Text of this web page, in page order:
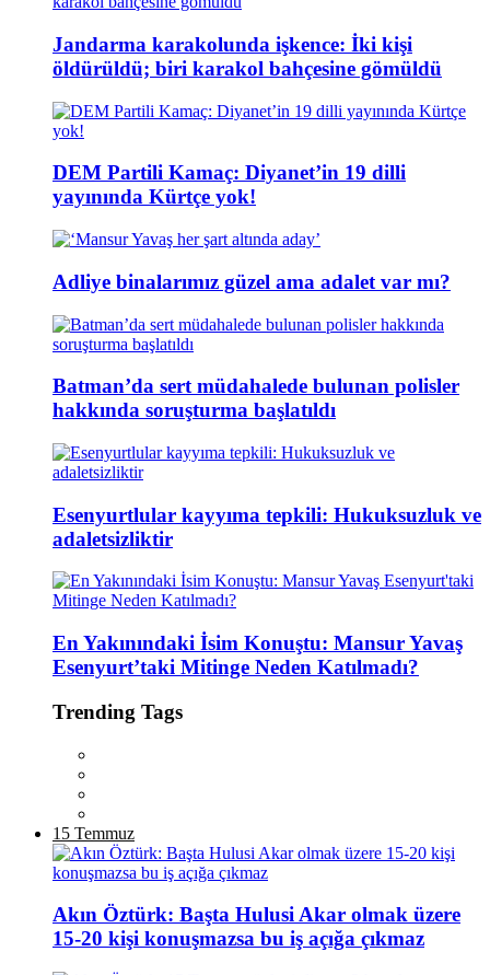
Jandarma karakolunda işkence: İki kişi
öldürüldü; biri karakol bahçesine gömüldü
DEM Partili Kamaç: Diyanet’in 19 dilli
yayınında Kürtçe yok!
Adliye binalarımız güzel ama adalet var mı?
Batman’da sert müdahalede bulunan polisler
hakkında soruşturma başlatıldı
Esenyurtlular kayyıma tepkili: Hukuksuzluk ve
adaletsizliktir
En Yakınındaki İsim Konuştu: Mansur Yavaş
Esenyurt’taki Mitinge Neden Katılmadı?
Trending Tags
15 Temmuz
Akın Öztürk: Başta Hulusi Akar olmak üzere
15-20 kişi konuşmazsa bu iş açığa çıkmaz